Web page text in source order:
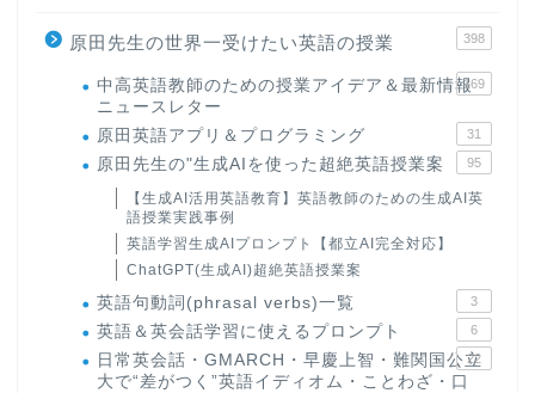
原田先生の世界一受けたい英語の授業 398
中高英語教師のための授業アイデア＆最新情報
ニュースレター
169
原田英語アプリ＆プログラミング 31
原田先生の"生成AIを使った超絶英語授業案 95
【生成AI活用英語教育】英語教師のための生成AI英
語授業実践事例
英語学習生成AIプロンプト【都立AI完全対応】
ChatGPT(生成AI)超絶英語授業案
英語句動詞(phrasal verbs)一覧 3
英語＆英会話学習に使えるプロンプト 6
日常英会話・GMARCH・早慶上智・難関国公立
大で“差がつく”英語イディオム・ことわざ・口
22